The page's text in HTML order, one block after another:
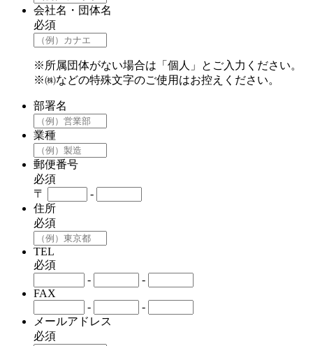
会社名・団体名
必須
※所属団体がない場合は「個人」とご入力ください。
※㈱などの特殊文字のご使用はお控えください。
部署名
業種
郵便番号
必須
〒
-
住所
必須
TEL
必須
-
-
FAX
-
-
メールアドレス
必須